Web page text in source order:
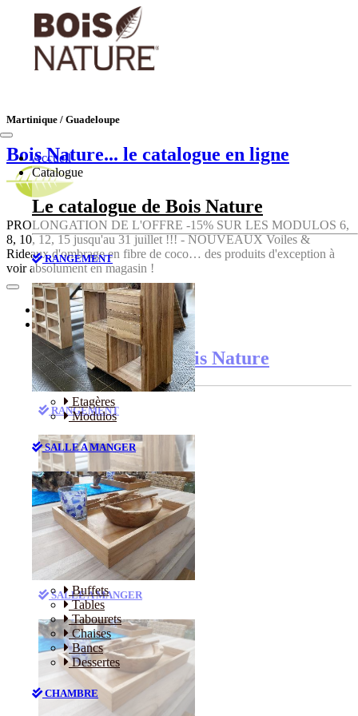
Martinique / Guadeloupe
Bois Nature... le catalogue en ligne
PROLONGATION DE L'OFFRE -15% SUR LES MODULOS 6,
8, 10, 12, 15 jusqu'au 31 juillet !!! - NOUVEAUX Voiles &
Rideaux d'ombrage en fibre de coco… des produits d'exception à
voir absolument en magasin !
Accueil
Catalogue
Le catalogue de Bois Nature
RANGEMENT
Etagères
Modulos
SALLE A MANGER
Buffets
Tables
Tabourets
Chaises
Bancs
Dessertes
CHAMBRE
Accueil
Catalogue
Le catalogue de Bois Nature
RANGEMENT
Etagères
Modulos
SALLE A MANGER